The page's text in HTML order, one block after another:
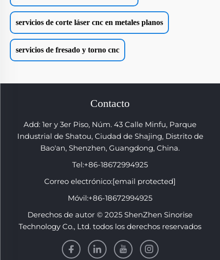
servicios de corte láser cnc en metales planos
servicios de fresado y torno cnc
Contacto
Add: 1er y 3er Piso, Núm. 43 Calle Minfu, Parque
Industrial de Shatou, Ciudad de Shajing, Distrito de
Bao'an, Shenzhen, Guangdong, China.
Tel:+86-18672994925
Correo electrónico:[email protected]
Móvil:+86-18672994925
Derechos de autor © 2025 ShenZhen Sinorise
Technology Co., Ltd. todos los derechos reservados